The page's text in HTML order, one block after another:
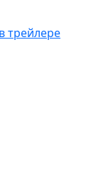
трейлере